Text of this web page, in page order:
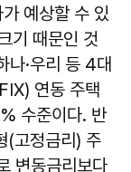
예상할 수 있
기 때문인 것
나·우리 등 4대
연동 주택
수준이다. 반
(고정금리) 주
변동금리보다